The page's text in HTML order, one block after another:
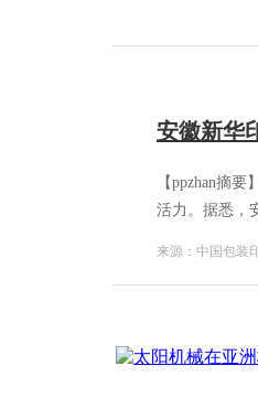
安徽新华
【ppzhan摘
活力。据悉，
来源：中国包装